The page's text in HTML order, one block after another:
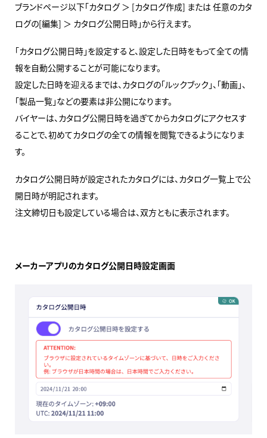
ブランドページ以下「カタログ ＞ [カタログ作成] または 任意のカタ
ログの[編集] ＞ カタログ公開日時」から行えます。
「カタログ公開日時」を設定すると、設定した日時をもって全ての情
報を自動公開することが可能になります。
設定した日時を迎えるまでは、カタログの「ルックブック」、「動画」、
「製品一覧」などの要素は非公開になります。
バイヤーは、カタログ公開日時を過ぎてからカタログにアクセスす
ることで、初めてカタログの全ての情報を閲覧できるようになりま
す。
カタログ公開日時が設定されたカタログには、カタログ一覧上で公
開日時が明記されます。
注文締切日も設定している場合は、双方ともに表示されます。
メーカーアプリのカタログ公開日時設定画面